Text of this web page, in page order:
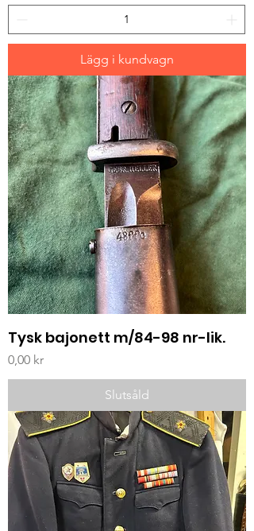
Lägg i kundvagn
Tysk bajonett m/84-98 nr-lik.
Pris
0,00 kr
Slutsåld